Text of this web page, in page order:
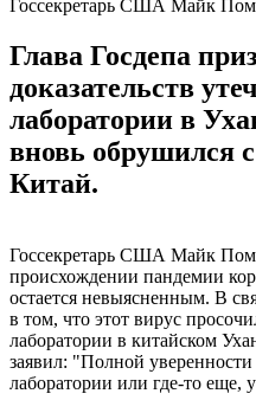
Госсекретарь США Майк
Глава Госдепа
доказательств
лаборатории в
вновь обрушился
Китай.
Госсекретарь США Майк
происхождении пандемии
остается невыясненным. В
в том, что этот вирус
лаборатории в китайском
заявил: "Полной уверенности
лаборатории или где-то еще,